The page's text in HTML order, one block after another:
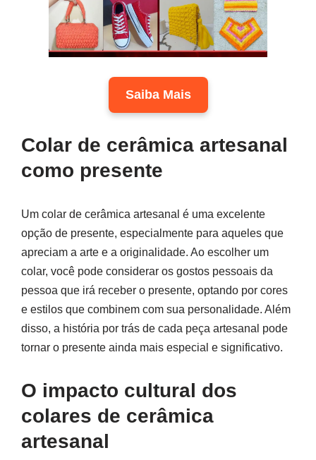
Saiba Mais
Colar de cerâmica artesanal
como presente
Um colar de cerâmica artesanal é uma excelente
opção de presente, especialmente para aqueles que
apreciam a arte e a originalidade. Ao escolher um
colar, você pode considerar os gostos pessoais da
pessoa que irá receber o presente, optando por cores
e estilos que combinem com sua personalidade. Além
disso, a história por trás de cada peça artesanal pode
tornar o presente ainda mais especial e significativo.
O impacto cultural dos
colares de cerâmica
artesanal